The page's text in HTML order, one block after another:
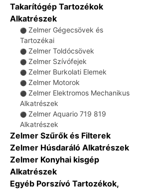
Takarítógép Tartozékok
Alkatrészek
⚫ Zelmer Gégecsövek és
Tartozékai
⚫ Zelmer Toldócsövek
⚫ Zelmer Szívófejek
⚫ Zelmer Burkolati Elemek
⚫ Zelmer Motorok
⚫ Zelmer Elektromos Mechanikus
Alkatrészek
⚫ Zelmer Aquario 719 819
Alkatrészek
Zelmer Szűrők és Filterek
Zelmer Húsdaráló Alkatrészek
Zelmer Konyhai kisgép
Alkatrészek
Egyéb Porszívó Tartozékok,